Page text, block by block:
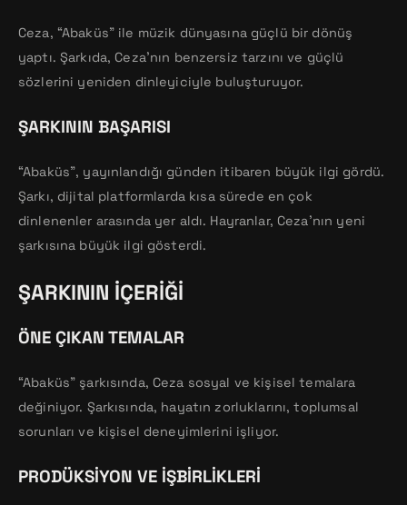
Ceza, “Abaküs” ile müzik dünyasına güçlü bir dönüş
yaptı. Şarkıda, Ceza’nın benzersiz tarzını ve güçlü
sözlerini yeniden dinleyiciyle buluşturuyor.
ŞARKININ BAŞARISI
“Abaküs”, yayınlandığı günden itibaren büyük ilgi gördü.
Şarkı, dijital platformlarda kısa sürede en çok
dinlenenler arasında yer aldı. Hayranlar, Ceza’nın yeni
şarkısına büyük ilgi gösterdi.
ŞARKININ İÇERIĞI
ÖNE ÇIKAN TEMALAR
“Abaküs” şarkısında, Ceza sosyal ve kişisel temalara
değiniyor. Şarkısında, hayatın zorluklarını, toplumsal
sorunları ve kişisel deneyimlerini işliyor.
PRODÜKSIYON VE İŞBIRLIKLERI